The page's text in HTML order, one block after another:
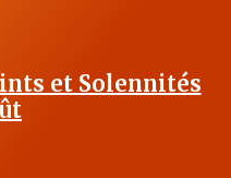
et Solennités